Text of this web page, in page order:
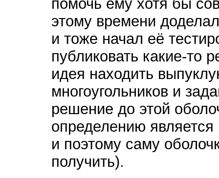
помочь ему хотя бы
этому времени
и тоже начал её
публиковать какие-то
идея находить
многоугольников и
решение до этой
определению
и поэтому саму
получить).